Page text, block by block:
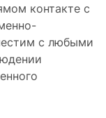
контакте с
с любыми